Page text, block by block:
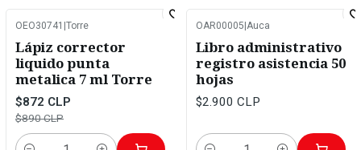
OEO30741 Torre
Lápiz corrector
liquido punta
metalica 7 ml Torre
$872 CLP
$890 CLP
OAR00005 Auca
Libro administrativo
registro asistencia 50
hojas
$2.900 CLP